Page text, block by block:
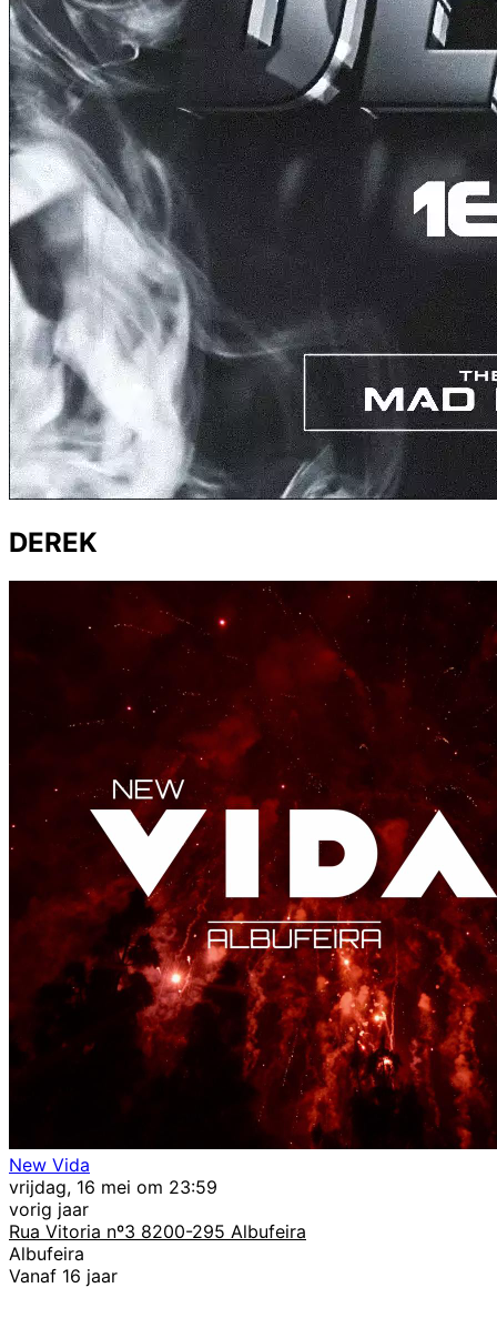
DEREK
New Vida
vrijdag, 16 mei om 23:59
vorig jaar
Rua Vitoria nº3 8200-295 Albufeira
Albufeira
Vanaf 16 jaar